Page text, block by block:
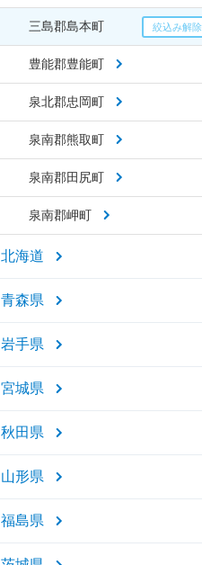
三島郡島本町
豊能郡豊能町
泉北郡忠岡町
泉南郡熊取町
泉南郡田尻町
泉南郡岬町
北海道
青森県
岩手県
宮城県
秋田県
山形県
福島県